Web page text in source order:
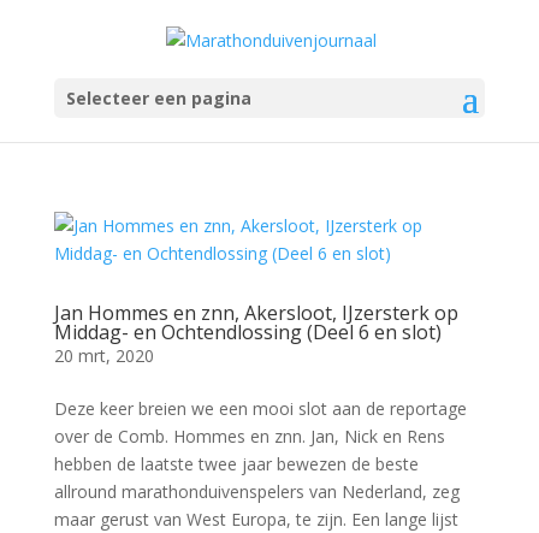
Selecteer een pagina
Jan Hommes en znn, Akersloot, IJzersterk op
Middag- en Ochtendlossing (Deel 6 en slot)
20 mrt, 2020
Deze keer breien we een mooi slot aan de reportage
over de Comb. Hommes en znn. Jan, Nick en Rens
hebben de laatste twee jaar bewezen de beste
allround marathonduivenspelers van Nederland, zeg
maar gerust van West Europa, te zijn. Een lange lijst